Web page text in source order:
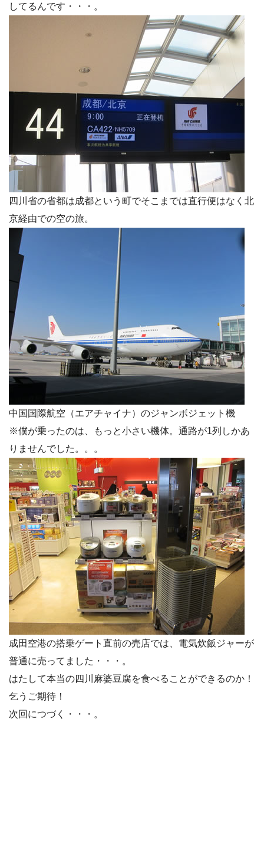
してるんです・・・。
四川省の省都は成都という町でそこまでは直行便はなく北
京経由での空の旅。
中国国際航空（エアチャイナ）のジャンボジェット機
※僕が乗ったのは、もっと小さい機体。通路が1列しかあ
りませんでした。。。
成田空港の搭乗ゲート直前の売店では、電気炊飯ジャーが
普通に売ってました・・・。
はたして本当の四川麻婆豆腐を食べることができるのか！
乞うご期待！
次回につづく・・・。